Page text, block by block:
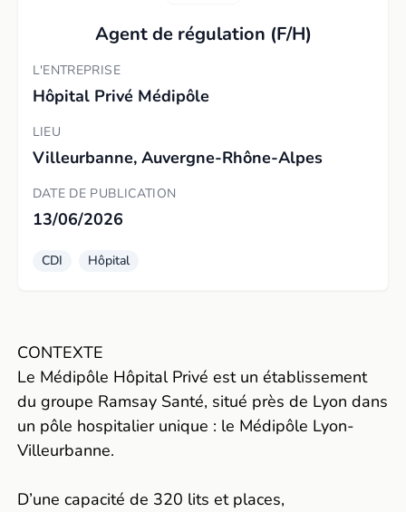
CONTEXTE
Le Médipôle Hôpital Privé est un établissement
du groupe Ramsay Santé, situé près de Lyon dans
un pôle hospitalier unique : le Médipôle Lyon-
Villeurbanne.
D’une capacité de 320 lits et places,
Agent de régulation (F/H)
L'ENTREPRISE
Hôpital Privé Médipôle
LIEU
Villeurbanne, Auvergne-Rhône-Alpes
DATE DE PUBLICATION
13/06/2026
CDI Hôpital